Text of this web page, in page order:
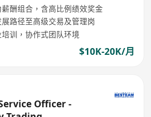
酬组合，含高比例绩效奖金
路径至高级交易及管理岗
训，协作式团队环境
$10K-20K/月
Officer -